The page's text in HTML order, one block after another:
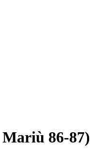
Mariù 86-87)